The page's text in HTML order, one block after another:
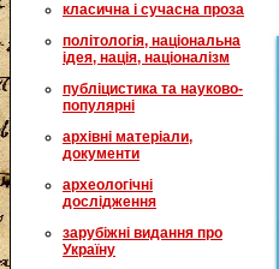
класична і сучасна проза
політологія, національна
ідея, нація, націоналізм
публіцистика та науково-
популярні
архівні матеріали,
документи
археологічні
дослідження
зарубіжні видання про
Україну